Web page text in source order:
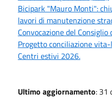
Bicipark "Mauro Monti":
lavori di manutenzione
Convocazione del Consiglio
Progetto conciliazione
Centri estivi 2026.
Ultimo aggiornamento: 31